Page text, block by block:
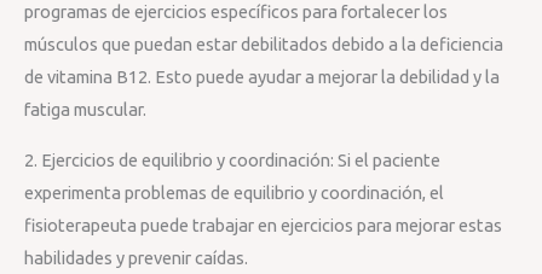
programas de ejercicios específicos para fortalecer los
músculos que puedan estar debilitados debido a la deficiencia
de vitamina B12. Esto puede ayudar a mejorar la debilidad y la
fatiga muscular.
2. Ejercicios de equilibrio y coordinación: Si el paciente
experimenta problemas de equilibrio y coordinación, el
fisioterapeuta puede trabajar en ejercicios para mejorar estas
habilidades y prevenir caídas.